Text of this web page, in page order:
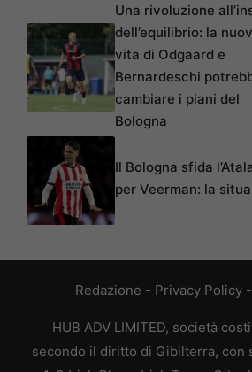
Una rivoluzione
dell’equilibrio: la
vita di Odgaard e
Bernardeschi
cambiare i piani del
Bologna
Il Bologna sfida
per Veerman: la
Redazione - Privacy Policy-
HUB ADV LIMITED, società
secondo il diritto di Gibilterra, con